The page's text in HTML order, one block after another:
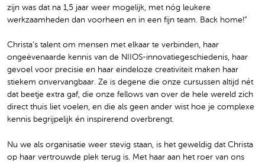
zijn was dat na 1,5 jaar weer mogelijk, met nóg leukere
werkzaamheden dan voorheen en in een fijn team. Back home!”
Christa’s talent om mensen met elkaar te verbinden, haar
ongeëvenaarde kennis van de NIIOS-innovatiegeschiedenis, haar
gevoel voor precisie en haar eindeloze creativiteit maken haar
stiekem onvervangbaar. Ze is degene die onze cursussen altijd nét
dat beetje extra gaf, die onze fellows van over de hele wereld zich
direct thuis liet voelen, en die als geen ander wist hoe je complexe
kennis begrijpelijk én inspirerend overbrengt.
Nu we als organisatie weer stevig staan, is het geweldig dat Christa
op haar vertrouwde plek terug is. Met haar aan het roer van ons